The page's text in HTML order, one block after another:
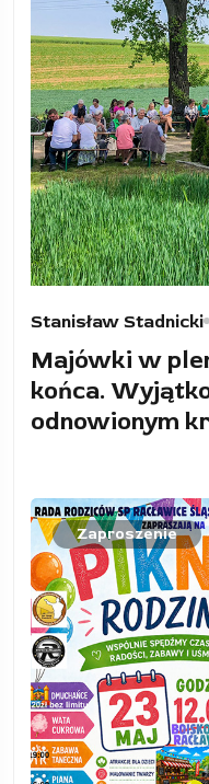
Stanisław Stadnicki
Majówki w
końca.
odnowionym
Zaproszenie